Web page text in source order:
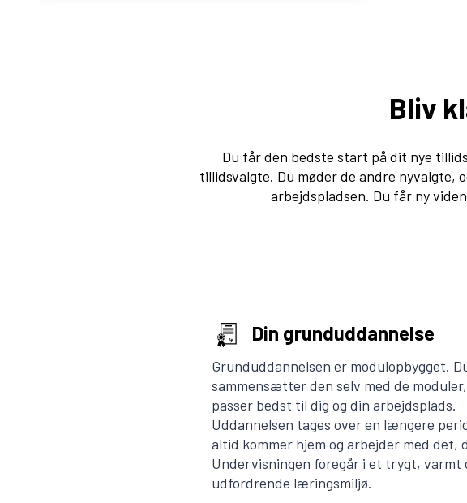
Bliv
Du får den bedste start på dit nye
tillidsvalgte. Du møder de andre nyvalgte,
arbejdspladsen. Du får ny
Din grunduddannelse
Grunduddannelsen er modulopbygget.
sammensætter den selv med de
passer bedst til dig og din arbejdsplads.
Uddannelsen tages over en længere
altid kommer hjem og arbejder med det,
Undervisningen foregår i et trygt, varmt
udfordrende læringsmiljø.